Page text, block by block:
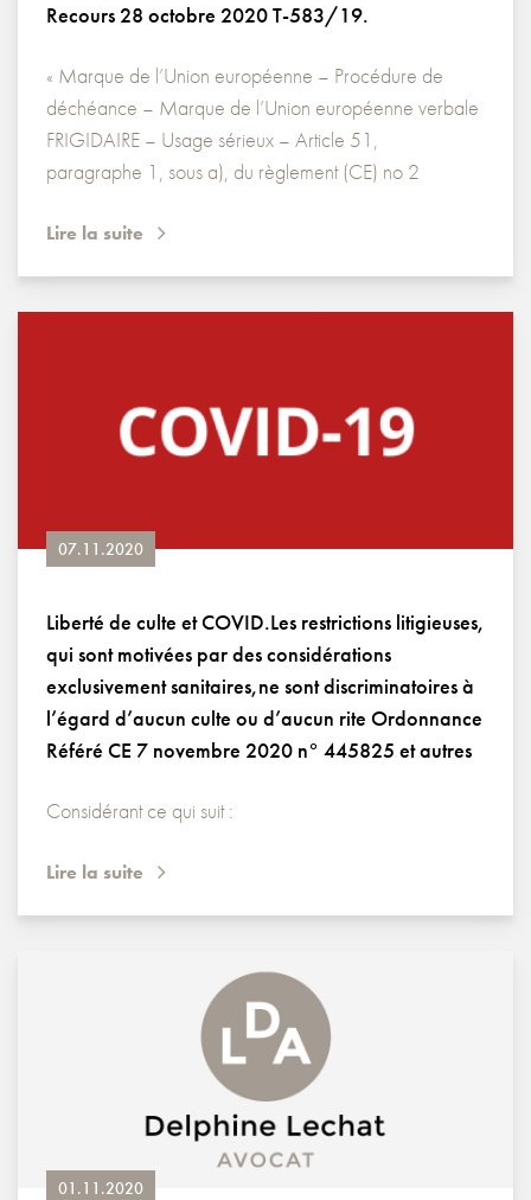
Recours 28 octobre 2020 T-583/19.
« Marque de l’Union européenne – Procédure de
déchéance – Marque de l’Union européenne verbale
FRIGIDAIRE – Usage sérieux – Article 51,
paragraphe 1, sous a), du règlement (CE) no 2
Lire la suite
07.11.2020
Liberté de culte et COVID.Les restrictions litigieuses,
qui sont motivées par des considérations
exclusivement sanitaires,ne sont discriminatoires à
l’égard d’aucun culte ou d’aucun rite Ordonnance
Référé CE 7 novembre 2020 n° 445825 et autres
Considérant ce qui suit :
Lire la suite
01.11.2020